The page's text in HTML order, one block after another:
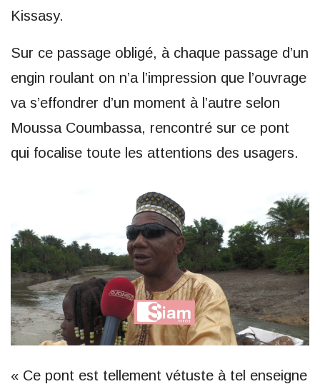
Kissasy.
Sur ce passage obligé, à chaque passage d’un
engin roulant on n’a l’impression que l’ouvrage
va s’effondrer d’un moment à l’autre selon
Moussa Coumbassa, rencontré sur ce pont
qui focalise toute les attentions des usagers.
« Ce pont est tellement vétuste à tel enseigne